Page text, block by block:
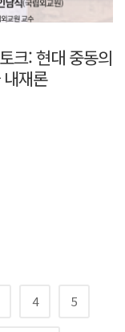
크: 현대 중동의
재론
4 5